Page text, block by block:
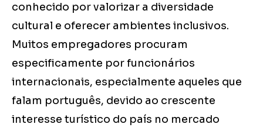
conhecido por valorizar a diversidade
cultural e oferecer ambientes inclusivos.
Muitos empregadores procuram
especificamente por funcionários
internacionais, especialmente aqueles que
falam português, devido ao crescente
interesse turístico do país no mercado